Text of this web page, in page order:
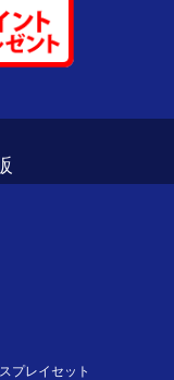
プレイセット